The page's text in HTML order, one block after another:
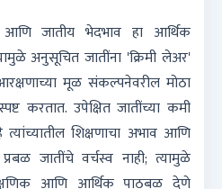
जातीय भेदभाव हा आर्थिक
अनुसूचित जातींना 'क्रिमी लेअर'
मूळ संकल्पनेवरील मोठा
करतात. उपेक्षित जातींच्या कमी
त्यांच्यातील शिक्षणाचा अभाव आणि
जातींचे वर्चस्व नाही; त्यामुळे